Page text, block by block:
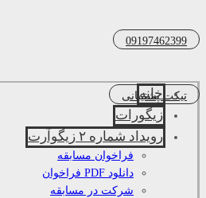
09197462399
تیکت پشتیبانی
خانه
زیگورات
رویداد شماره ۲ زیگوآرت
فراخوان مسابقه
دانلود PDF فراخوان
شرکت در مسابقه